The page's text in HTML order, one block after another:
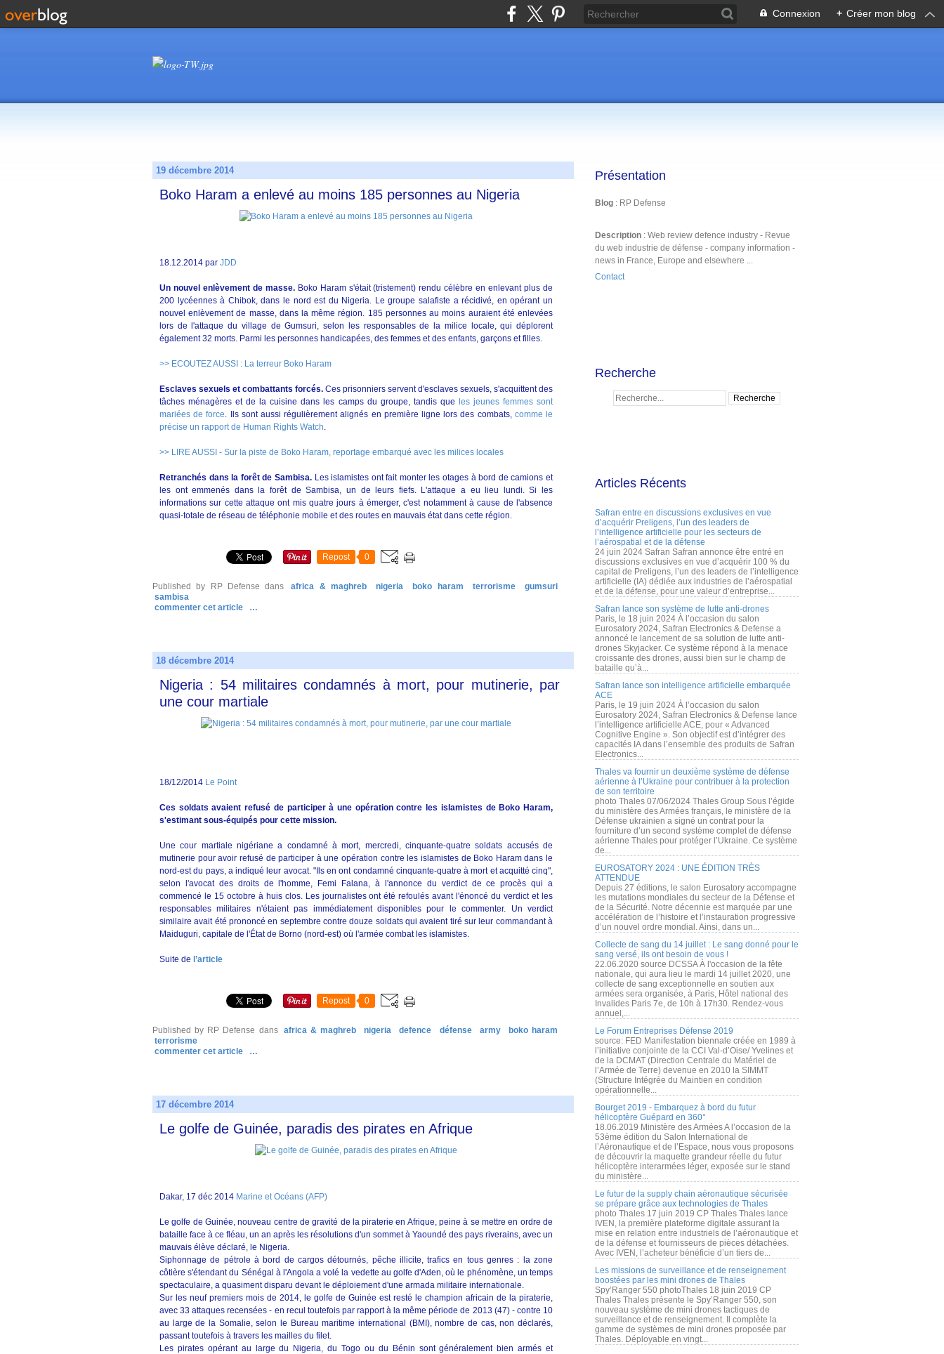
Connexion + Créer mon blog
19 décembre 2014
Boko Haram a enlevé au moins 185 personnes au Nigeria
18.12.2014 par JDD
Un nouvel enlèvement de masse.Boko Haram s'était (tristement) rendu célèbre en enlevant plus de
200 lycéennes à Chibok, dans le nord est du Nigeria. Le groupe salafiste a récidivé, en opérant un
nouvel enlèvement de masse, dans la même région. 185 personnes au moins auraient été enlevées
lors de l'attaque du village de Gumsuri, selon les responsables de la milice locale, qui déplorent
également 32 morts. Parmi les personnes handicapées, des femmes et des enfants, garçons et filles.
>> ECOUTEZ AUSSI : La terreur Boko Haram
Esclaves sexuels et combattants forcés. Ces prisonniers servent d'esclaves sexuels, s'acquittent des
tâches ménagères et de la cuisine dans les camps du groupe, tandis que
les jeunes femmes sont
mariées de force. Ils sont aussi régulièrement alignés en première ligne lors des combats, comme le
précise un rapport de Human Rights Watch.
>> LIRE AUSSI - Sur la piste de Boko Haram, reportage embarqué avec les milices locales
Retranchés dans la forêt de Sambisa.Les islamistes ont fait monter les otages à bord de camions et
les ont emmenés dans la forêt de Sambisa, un de leurs fiefs. L'attaque a eu lieu lundi. Si les
informations sur cette attaque ont mis quatre jours à émerger, c'est notamment à cause de l'absence
quasi-totale de réseau de téléphonie mobile et des routes en mauvais état dans cette région.
Repost 0
Published by RP Defense dans africa & maghreb nigeria boko haram terrorisme
gumsuri
sambisa
commenter cet article
…
18 décembre 2014
Nigeria : 54 militaires condamnés à mort, pour mutinerie, par
une cour martiale
18/12/2014 Le Point
Ces soldats avaient refusé de participer à une opération contre les islamistes de Boko Haram,
s'estimant sous-équipés pour cette mission.
Une cour martiale nigériane a condamné à mort, mercredi, cinquante-quatre soldats accusés de
mutinerie pour avoir refusé de participer à une opération contre les islamistes de Boko Haram dans le
nord-est du pays, a indiqué leur avocat. "Ils en ont condamné cinquante-quatre à mort et acquitté cinq",
selon l'avocat des droits de l'homme, Femi Falana, à l'annonce du verdict de ce procès qui a
commencé le 15 octobre à huis clos. Les journalistes ont été refoulés avant l'énoncé du verdict et les
responsables militaires n'étaient pas immédiatement disponibles pour le commenter. Un verdict
similaire avait été prononcé en septembre contre douze soldats qui avaient tiré sur leur commandant à
Maiduguri, capitale de l'État de Borno (nord-est) où l'armée combat les islamistes.
Suite de l’article
Repost 0
Published by RP Defense dans africa & maghreb nigeria defence défense army
boko haram
terrorisme
commenter cet article
…
17 décembre 2014
Le golfe de Guinée, paradis des pirates en Afrique
Dakar, 17 déc 2014 Marine et Océans (AFP)
Le golfe de Guinée, nouveau centre de gravité de la piraterie en Afrique, peine à se mettre en ordre de
bataille face à ce fléau, un an après les résolutions d'un sommet à Yaoundé des pays riverains, avec un
mauvais élève déclaré, le Nigeria.
Siphonnage de pétrole à bord de cargos détournés, pêche illicite, trafics en tous genres : la zone
côtière s'étendant du Sénégal à l'Angola a volé la vedette au golfe d'Aden, où le phénomène, un temps
spectaculaire, a quasiment disparu devant le déploiement d'une armada militaire internationale.
Sur les neuf premiers mois de 2014, le golfe de Guinée est resté le champion africain de la piraterie,
avec 33 attaques recensées - en recul toutefois par rapport à la même période de 2013 (47) - contre 10
au large de la Somalie, selon le Bureau maritime international (BMI), nombre de cas, non déclarés,
passant toutefois à travers les mailles du filet.
Les pirates opérant au large du Nigeria, du Togo ou du Bénin sont généralement bien armés et
Présentation
Blog : RP Defense
Description : Web review defence industry - Revue
du web industrie de défense - company information -
news in France, Europe and elsewhere ...
Contact
Recherche
Articles Récents
Safran entre en discussions exclusives en vue
d’acquérir Preligens, l’un des leaders de
l’intelligence artificielle pour les secteurs de
l’aérospatial et de la défense
24 juin 2024 Safran Safran annonce être entré en
discussions exclusives en vue d’acquérir 100 % du
capital de Preligens, l’un des leaders de l’intelligence
artificielle (IA) dédiée aux industries de l’aérospatial
et de la défense, pour une valeur d’entreprise...
Safran lance son système de lutte anti-drones
Paris, le 18 juin 2024 À l’occasion du salon
Eurosatory 2024, Safran Electronics & Defense a
annoncé le lancement de sa solution de lutte anti-
drones Skyjacker. Ce système répond à la menace
croissante des drones, aussi bien sur le champ de
bataille qu’à...
Safran lance son intelligence artificielle embarquée
ACE
Paris, le 19 juin 2024 À l’occasion du salon
Eurosatory 2024, Safran Electronics & Defense lance
l’intelligence artificielle ACE, pour « Advanced
Cognitive Engine ». Son objectif est d’intégrer des
capacités IA dans l’ensemble des produits de Safran
Electronics...
Thales va fournir un deuxième système de défense
aérienne à l’Ukraine pour contribuer à la protection
de son territoire
photo Thales 07/06/2024 Thales Group Sous l’égide
du ministère des Armées français, le ministère de la
Défense ukrainien a signé un contrat pour la
fourniture d’un second système complet de défense
aérienne Thales pour protéger l’Ukraine. Ce système
de...
EUROSATORY 2024 : UNE ÉDITION TRÈS
ATTENDUE
Depuis 27 éditions, le salon Eurosatory accompagne
les mutations mondiales du secteur de la Défense et
de la Sécurité. Notre décennie est marquée par une
accélération de l’histoire et l’instauration progressive
d’un nouvel ordre mondial. Ainsi, dans un...
Collecte de sang du 14 juillet : Le sang donné pour le
sang versé, ils ont besoin de vous !
22.06.2020 source DCSSA À l'occasion de la fête
nationale, qui aura lieu le mardi 14 juillet 2020, une
collecte de sang exceptionnelle en soutien aux
armées sera organisée, à Paris, Hôtel national des
Invalides Paris 7e, de 10h à 17h30. Rendez-vous
annuel,...
Le Forum Entreprises Défense 2019
source: FED Manifestation biennale créée en 1989 à
l’initiative conjointe de la CCI Val-d’Oise/ Yvelines et
de la DCMAT (Direction Centrale du Matériel de
l’Armée de Terre) devenue en 2010 la SIMMT
(Structure Intégrée du Maintien en condition
opérationnelle...
Bourget 2019 - Embarquez à bord du futur
hélicoptère Guépard en 360°
18.06.2019 Ministère des Armées A l’occasion de la
53ème édition du Salon International de
l’Aéronautique et de l’Espace, nous vous proposons
de découvrir la maquette grandeur réelle du futur
hélicoptère interarmées léger, exposée sur le stand
du ministère...
Le futur de la supply chain aéronautique sécurisée
se prépare grâce aux technologies de Thales
photo Thales 17 juin 2019 CP Thales Thales lance
IVEN, la première plateforme digitale assurant la
mise en relation entre industriels de l’aéronautique et
de la défense et fournisseurs de pièces détachées.
Avec IVEN, l’acheteur bénéficie d’un tiers de...
Les missions de surveillance et de renseignement
boostées par les mini drones de Thales
Spy’Ranger 550 photoThales 18 juin 2019 CP
Thales Thales présente le Spy’Ranger 550, son
nouveau système de mini drones tactiques de
surveillance et de renseignement. Il complète la
gamme de systèmes de mini drones proposée par
Thales. Déployable en vingt...